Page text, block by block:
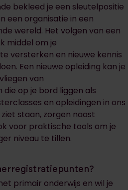
bekleed je een sleutelpositie
een organisatie in een
wereld. Het volgen van een
middel om je
versterken en nieuwe kennis
Een nieuwe opleiding kan je
van
op je bord liggen als
en opleidingen in ons
staan, zorgen naast
voor praktische tools om je
niveau te tillen.
primair onderwijs en wil je